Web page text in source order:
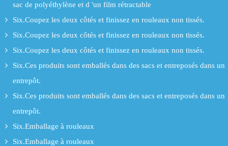
sac de polyéthylène et d 'un film rétractable
Six.Coupez les deux côtés et finissez en rouleaux non tissés.
Six.Coupez les deux côtés et finissez en rouleaux non tissés.
Six.Coupez les deux côtés et finissez en rouleaux non tissés.
Six.Ces produits sont emballés dans des sacs et entreposés dans un
entrepôt.
Six.Ces produits sont emballés dans des sacs et entreposés dans un
entrepôt.
Six.Emballage à rouleaux
Six.Emballage à rouleaux